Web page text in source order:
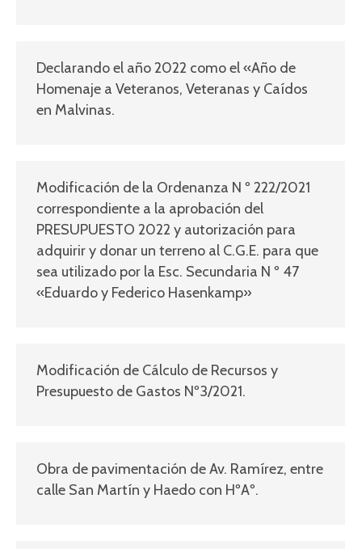
Declarando el año 2022 como el «Año de
Homenaje a Veteranos, Veteranas y Caídos
en Malvinas.
Modificación de la Ordenanza N º 222/2021
correspondiente a la aprobación del
PRESUPUESTO 2022 y autorización para
adquirir y donar un terreno al C.G.E. para que
sea utilizado por la Esc. Secundaria N º 47
«Eduardo y Federico Hasenkamp»
Modificación de Cálculo de Recursos y
Presupuesto de Gastos Nº3/2021.
Obra de pavimentación de Av. Ramírez, entre
calle San Martín y Haedo con HºAº.